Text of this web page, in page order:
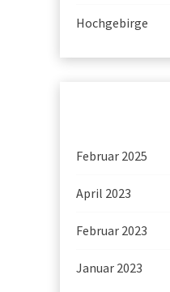
Hochgebirge
Februar 2025
April 2023
Februar 2023
Januar 2023